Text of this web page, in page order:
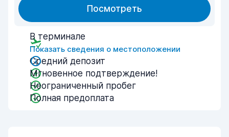
Посмотреть
В терминале
Показать сведения о местоположении
Средний депозит
Мгновенное подтверждение!
Неограниченный пробег
Полная предоплата